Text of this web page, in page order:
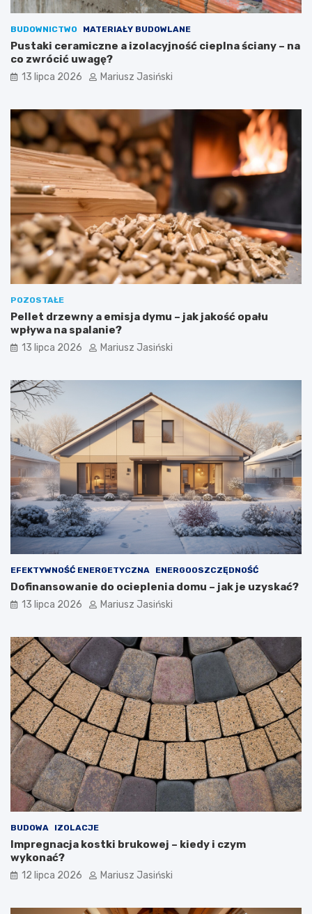
BUDOWNICTWO MATERIAŁY BUDOWLANE
Pustaki ceramiczne a izolacyjność cieplna ściany – na
co zwrócić uwagę?
13 lipca 2026 Mariusz Jasiński
POZOSTAŁE
Pellet drzewny a emisja dymu – jak jakość opału
wpływa na spalanie?
13 lipca 2026 Mariusz Jasiński
EFEKTYWNOŚĆ ENERGETYCZNA ENERGOOSZCZĘDNOŚĆ
Dofinansowanie do ocieplenia domu – jak je uzyskać?
13 lipca 2026 Mariusz Jasiński
BUDOWA IZOLACJE
Impregnacja kostki brukowej – kiedy i czym
wykonać?
12 lipca 2026 Mariusz Jasiński